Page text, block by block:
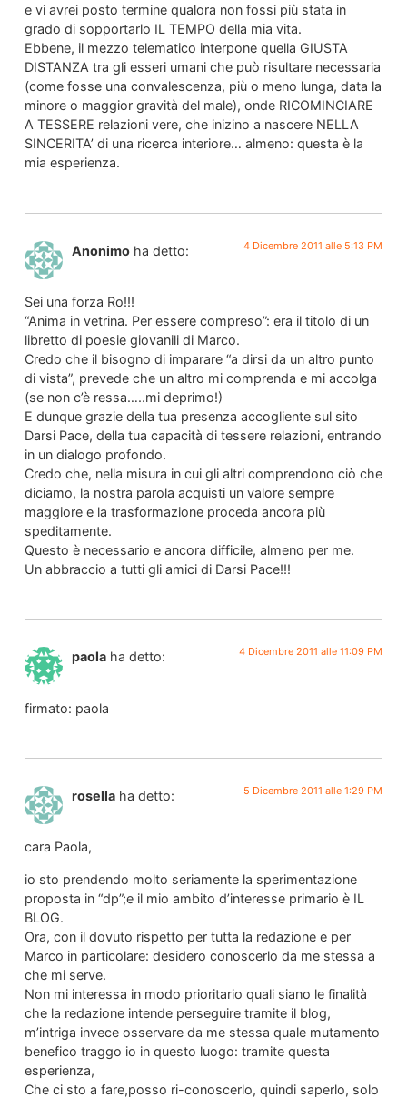
e vi avrei posto termine qualora non fossi più stata in
grado di sopportarlo IL TEMPO della mia vita.
Ebbene, il mezzo telematico interpone quella GIUSTA
DISTANZA tra gli esseri umani che può risultare necessaria
(come fosse una convalescenza, più o meno lunga, data la
minore o maggior gravità del male), onde RICOMINCIARE
A TESSERE relazioni vere, che inizino a nascere NELLA
SINCERITA’ di una ricerca interiore… almeno: questa è la
mia esperienza.
Anonimo ha detto: 4 Dicembre 2011 alle 5:13 PM
Sei una forza Ro!!!
“Anima in vetrina. Per essere compreso”: era il titolo di un
libretto di poesie giovanili di Marco.
Credo che il bisogno di imparare “a dirsi da un altro punto
di vista”, prevede che un altro mi comprenda e mi accolga
(se non c’è ressa…..mi deprimo!)
E dunque grazie della tua presenza accogliente sul sito
Darsi Pace, della tua capacità di tessere relazioni, entrando
in un dialogo profondo.
Credo che, nella misura in cui gli altri comprendono ciò che
diciamo, la nostra parola acquisti un valore sempre
maggiore e la trasformazione proceda ancora più
speditamente.
Questo è necessario e ancora difficile, almeno per me.
Un abbraccio a tutti gli amici di Darsi Pace!!!
paola ha detto: 4 Dicembre 2011 alle 11:09 PM
firmato: paola
rosella ha detto: 5 Dicembre 2011 alle 1:29 PM
cara Paola,
io sto prendendo molto seriamente la sperimentazione
proposta in “dp”;e il mio ambito d’interesse primario è IL
BLOG.
Ora, con il dovuto rispetto per tutta la redazione e per
Marco in particolare: desidero conoscerlo da me stessa a
che mi serve.
Non mi interessa in modo prioritario quali siano le finalità
che la redazione intende perseguire tramite il blog,
m’intriga invece osservare da me stessa quale mutamento
benefico traggo io in questo luogo: tramite questa
esperienza,
Che ci sto a fare,posso ri-conoscerlo, quindi saperlo, solo